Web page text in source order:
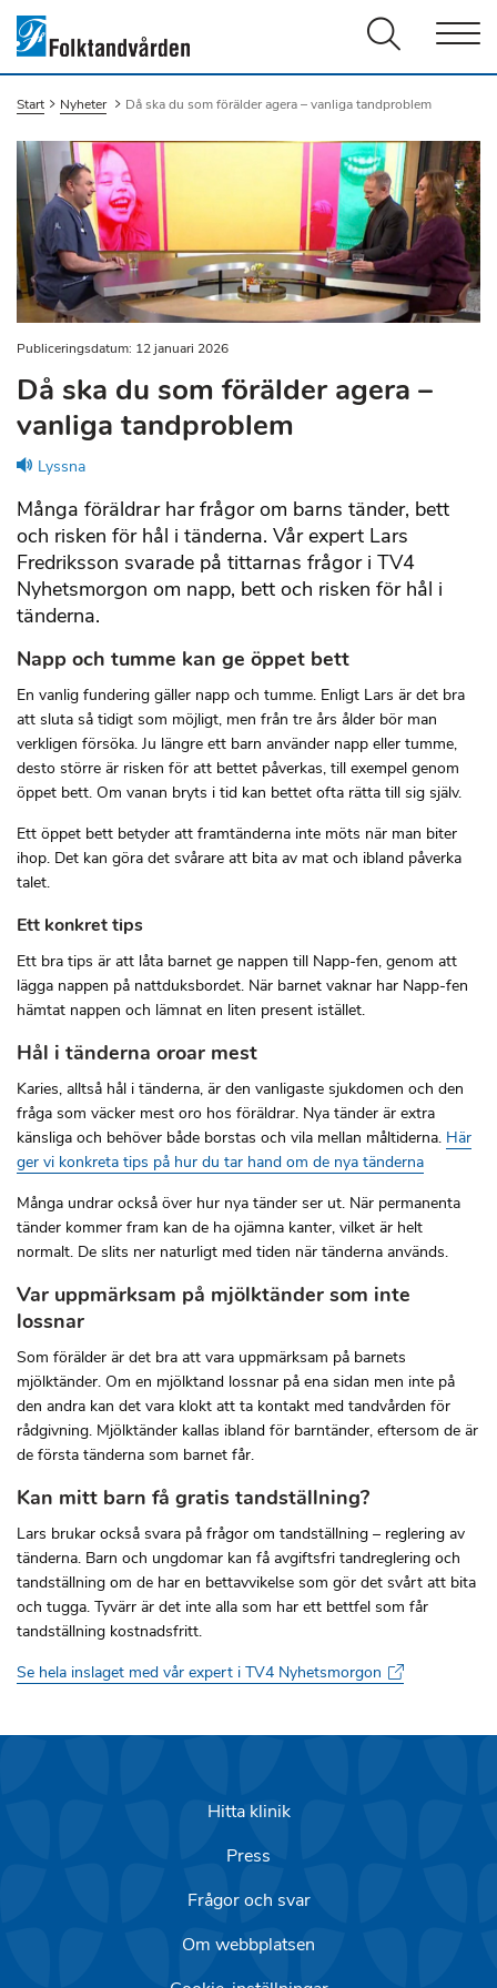
Start Nyheter Du är här:
Då ska du som förälder agera – vanliga tandproblem
Publiceringsdatum: 12 januari 2026
Då ska du som förälder agera –
vanliga tandproblem
Lyssna
Många föräldrar har frågor om barns tänder, bett
och risken för hål i tänderna. Vår expert Lars
Fredriksson svarade på tittarnas frågor i TV4
Nyhetsmorgon om napp, bett och risken för hål i
tänderna.
Napp och tumme kan ge öppet bett
En vanlig fundering gäller napp och tumme. Enligt Lars är det bra
att sluta så tidigt som möjligt, men från tre års ålder bör man
verkligen försöka. Ju längre ett barn använder napp eller tumme,
desto större är risken för att bettet påverkas, till exempel genom
öppet bett. Om vanan bryts i tid kan bettet ofta rätta till sig själv.
Ett öppet bett betyder att framtänderna inte möts när man biter
ihop. Det kan göra det svårare att bita av mat och ibland påverka
talet.
Ett konkret tips
Ett bra tips är att låta barnet ge nappen till Napp-fen, genom att
lägga nappen på nattduksbordet. När barnet vaknar har Napp-fen
hämtat nappen och lämnat en liten present istället.
Hål i tänderna oroar mest
Karies, alltså hål i tänderna, är den vanligaste sjukdomen och den
fråga som väcker mest oro hos föräldrar. Nya tänder är extra
känsliga och behöver både borstas och vila mellan måltiderna. Här
ger vi konkreta tips på hur du tar hand om de nya tänderna
Många undrar också över hur nya tänder ser ut. När permanenta
tänder kommer fram kan de ha ojämna kanter, vilket är helt
normalt. De slits ner naturligt med tiden när tänderna används.
Var uppmärksam på mjölktänder som inte
lossnar
Som förälder är det bra att vara uppmärksam på barnets
mjölktänder. Om en mjölktand lossnar på ena sidan men inte på
den andra kan det vara klokt att ta kontakt med tandvården för
rådgivning. Mjölktänder kallas ibland för barntänder, eftersom de är
de första tänderna som barnet får.
Kan mitt barn få gratis tandställning?
Lars brukar också svara på frågor om tandställning – reglering av
tänderna. Barn och ungdomar kan få avgiftsfri tandreglering och
tandställning om de har en bettavvikelse som gör det svårt att bita
och tugga. Tyvärr är det inte alla som har ett bettfel som får
tandställning kostnadsfritt.
Se hela inslaget med vår expert i TV4 Nyhetsmorgon
Hitta klinik
Press
Frågor och svar
Om webbplatsen